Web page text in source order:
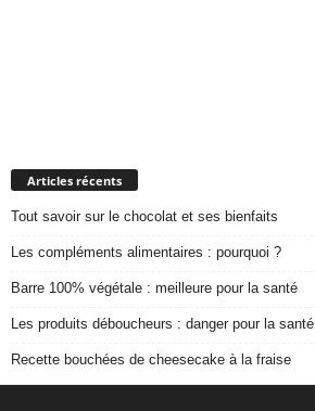
Articles récents
Tout savoir sur le chocolat et ses bienfaits
Les compléments alimentaires : pourquoi ?
Barre 100% végétale : meilleure pour la santé
Les produits déboucheurs : danger pour la santé
Recette bouchées de cheesecake à la fraise